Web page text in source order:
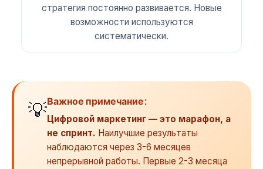
стратегия постоянно развивается. Новые
возможности используются
систематически.
💡Важное примечание:
Цифровой маркетинг — это марафон, а
не спринт. Наилучшие результаты
наблюдаются через 3-6 месяцев
непрерывной работы. Первые 2-3 месяца